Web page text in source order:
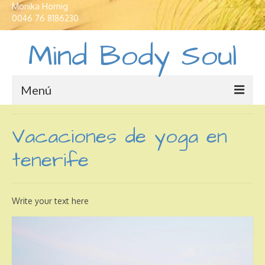
Monika Hornig
0046 76 8186230
Mind Body Soul
Menú
Traductor e interprete
Yoga
Vacaciones de yoga en
tenerife
Write your text here